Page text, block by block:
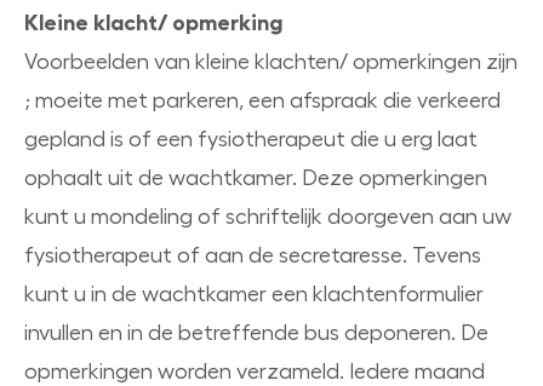
Kleine klacht/ opmerking
Voorbeelden van kleine klachten/ opmerkingen zijn
; moeite met parkeren, een afspraak die verkeerd
gepland is of een fysiotherapeut die u erg laat
ophaalt uit de wachtkamer. Deze opmerkingen
kunt u mondeling of schriftelijk doorgeven aan uw
fysiotherapeut of aan de secretaresse. Tevens
kunt u in de wachtkamer een klachtenformulier
invullen en in de betreffende bus deponeren. De
opmerkingen worden verzameld. Iedere maand